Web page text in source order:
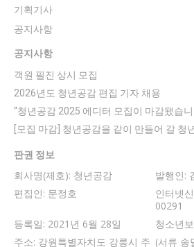
기획기사
공지사항
공지사항
객원 필진 상시 모집
2026년도 청년공감 편집 기자 채용
“청년공감 2025 에디터 모집이 마감됐습니
[모집 마감] 청년공감을 같이 만들어 갈 청
판권 정보
회사명(제호): 청년공감
발행인:
편집인: 문정호
인터넷
00291
등록일: 2021년 6월 28일
청소년
주소: 강원특별자치도 강릉시 주 (서류 송